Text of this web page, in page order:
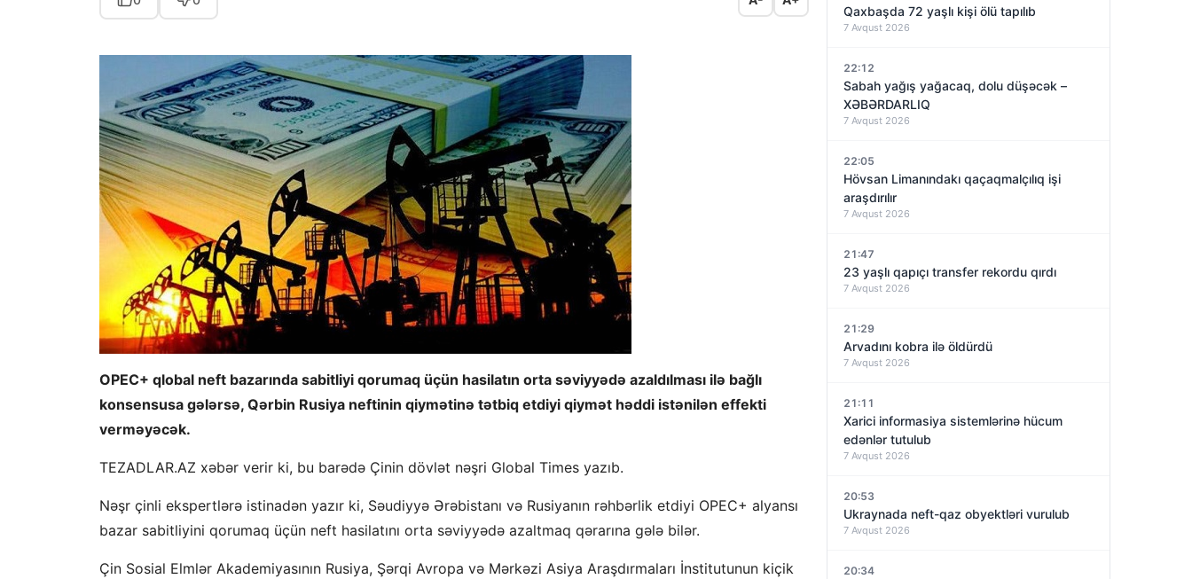
OPEC+ qlobal neft bazarında sabitliyi qorumaq üçün hasilatın orta səviyyədə azaldılması ilə bağlı
konsensusa gələrsə, Qərbin Rusiya neftinin qiymətinə tətbiq etdiyi qiymət həddi istənilən effekti
verməyəcək.
TEZADLAR.AZ xəbər verir ki, bu barədə Çinin dövlət nəşri Global Times yazıb.
Nəşr çinli ekspertlərə istinadən yazır ki, Səudiyyə Ərəbistanı və Rusiyanın rəhbərlik etdiyi OPEC+ alyansı
bazar sabitliyini qorumaq üçün neft hasilatını orta səviyyədə azaltmaq qərarına gələ bilər.
Çin Sosial Elmlər Akademiyasının Rusiya, Şərqi Avropa və Mərkəzi Asiya Araşdırmaları İnstitutunun kiçik
Qaxbaşda 72 yaşlı kişi ölü tapılıb
7 Avqust 2026
22:12
Sabah yağış yağacaq, dolu düşəcək –
XƏBƏRDARLIQ
7 Avqust 2026
22:05
Hövsan Limanındakı qaçaqmalçılıq işi
araşdırılır
7 Avqust 2026
21:47
23 yaşlı qapıçı transfer rekordu qırdı
7 Avqust 2026
21:29
Arvadını kobra ilə öldürdü
7 Avqust 2026
21:11
Xarici informasiya sistemlərinə hücum
edənlər tutulub
7 Avqust 2026
20:53
Ukraynada neft-qaz obyektləri vurulub
7 Avqust 2026
20:34